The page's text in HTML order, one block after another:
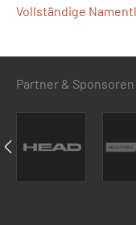
Vollständige
Partner & Sponsoren